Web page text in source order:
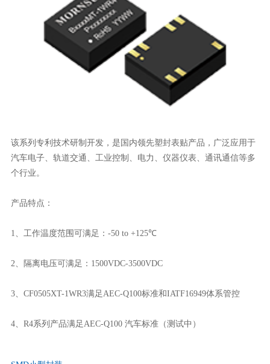
该系列专利技术研制开发，是国内领先塑封表贴产品，广泛应用于
汽车电子、轨道交通、工业控制、电力、仪器仪表、通讯通信等多
个行业。
产品特点：
1、工作温度范围可满足：-50 to +125℃
2、隔离电压可满足：1500VDC-3500VDC
3、CF0505XT-1WR3满足AEC-Q100标准和IATF16949体系管控
4、R4系列产品满足AEC-Q100 汽车标准（测试中）